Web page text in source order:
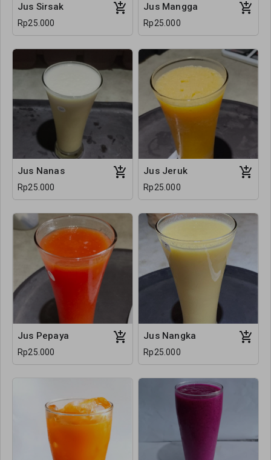
Jus Sirsak
Rp25.000
Jus Mangga
Rp25.000
Jus Nanas
Rp25.000
Jus Jeruk
Rp25.000
Jus Pepaya
Rp25.000
Jus Nangka
Rp25.000